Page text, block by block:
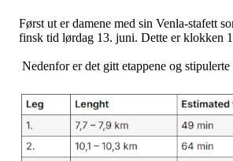
Først ut er damene med sin Venla-stafett
finsk tid lørdag 13. juni. Dette er klokken
Nedenfor er det gitt etappene og